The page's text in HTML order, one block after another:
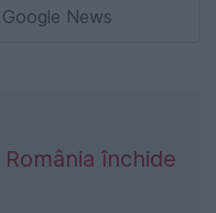
News
închide